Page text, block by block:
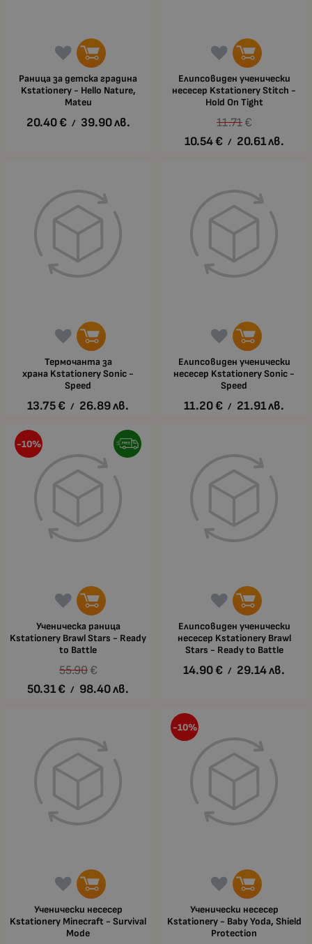
Раница за детска градина
Kstationery - Hello Nature,
Mateu
20.40€ / 39.90лв.
Елипсовиден ученически
несесер Kstationery Stitch -
Hold Оn Тight
11.71 €
10.54€ / 20.61лв.
Термочанта за
храна Kstationery Sonic -
Speed
13.75€ / 26.89лв.
Елипсовиден ученически
несесер Kstationery Sonic -
Speed
11.20€ / 21.91лв.
Ученическа раница
Kstationery Brawl Stars - Ready
to Battle
55.90 €
50.31€ / 98.40лв.
-10%
Елипсовиден ученически
несесер Kstationery Brawl
Stars - Ready to Battle
14.90€ / 29.14лв.
Ученически несесер
Kstationery Minecraft - Survival
Mode
Ученически несесер
Kstationery - Baby Yoda, Shield
Protection
-10%